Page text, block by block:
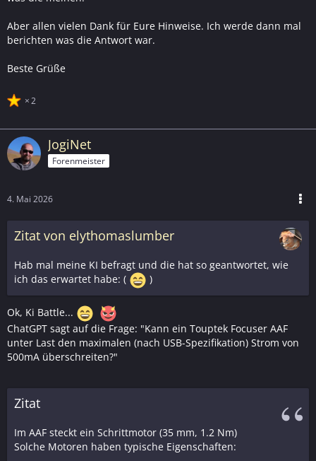
Aber allen vielen Dank für Eure Hinweise. Ich werde dann mal
berichten was die Antwort war.
Beste Grüße
2
JogiNet
Forenmeister
4. Mai 2026
Zitat von elythomaslumber
Hab mal meine KI befragt und die hat so geantwortet, wie
ich das erwartet habe: (
)
Ok, Ki Battle...
ChatGPT sagt auf die Frage: "Kann ein Touptek Focuser AAF
unter Last den maximalen (nach USB-Spezifikation) Strom von
500mA überschreiten?"
Zitat
Im AAF steckt ein Schrittmotor (35 mm, 1.2 Nm)
Solche Motoren haben typische Eigenschaften: